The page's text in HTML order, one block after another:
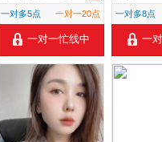
一对多5点 一对一20点
一对一忙线中
一对多8点
一